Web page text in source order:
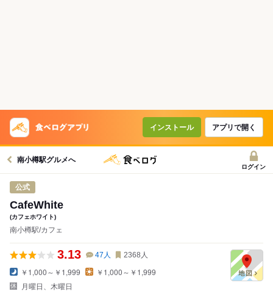
インストール アプリで開く
南小樽駅グルメへ
ログイン
公式
CafeWhite
(カフェホワイト)
南小樽駅/カフェ
3.13 47 人 2368 人
￥1,000～￥1,999
￥1,000～￥1,999
月曜日、木曜日